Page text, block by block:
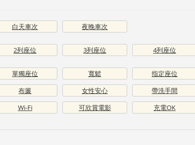
白天車次 夜晚車次
2列座位 3列座位 4列座位
單獨座位 寬鬆
指定座位
布簾
女性安心
帶洗手間
Wi-Fi
可欣賞電影 充電OK